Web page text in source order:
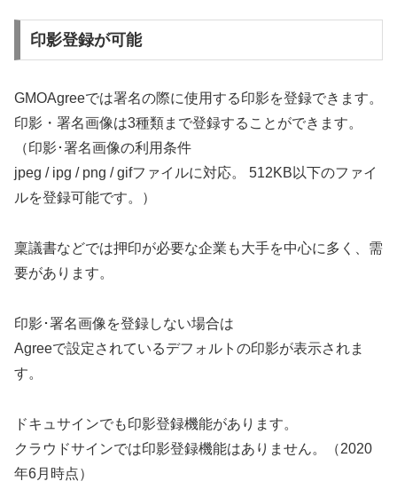
印影登録が可能
GMOAgreeでは署名の際に使用する印影を登録できます。
印影・署名画像は3種類まで登録することができます。
（印影･署名画像の利用条件
jpeg / ipg / png / gifファイルに対応。 512KB以下のファイ
ルを登録可能です。）
稟議書などでは押印が必要な企業も大手を中心に多く、需
要があります。
印影･署名画像を登録しない場合は
Agreeで設定されているデフォルトの印影が表示されま
す。
ドキュサインでも印影登録機能があります。
クラウドサインでは印影登録機能はありません。（2020
年6月時点）